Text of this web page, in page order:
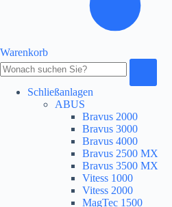
Warenkorb
Produkte
durchsuchen
Schließanlagen
ABUS
Bravus 2000
Bravus 3000
Bravus 4000
Bravus 2500 MX
Bravus 3500 MX
Vitess 1000
Vitess 2000
MagTec 1500